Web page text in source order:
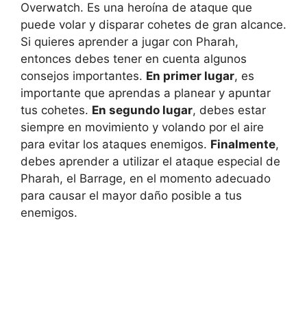
Overwatch. Es una heroína de ataque que
puede volar y disparar cohetes de gran alcance.
Si quieres aprender a jugar con Pharah,
entonces debes tener en cuenta algunos
consejos importantes. En primer lugar, es
importante que aprendas a planear y apuntar
tus cohetes. En segundo lugar, debes estar
siempre en movimiento y volando por el aire
para evitar los ataques enemigos. Finalmente,
debes aprender a utilizar el ataque especial de
Pharah, el Barrage, en el momento adecuado
para causar el mayor daño posible a tus
enemigos.